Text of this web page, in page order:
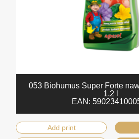
053 Biohumus Super Forte
1,2 l
EAN:
Add print